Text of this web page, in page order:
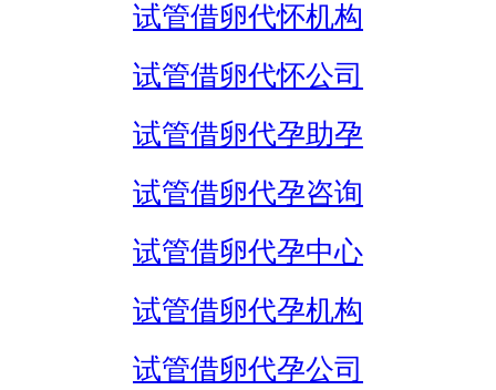
试管借卵代怀机构
试管借卵代怀公司
试管借卵代孕助孕
试管借卵代孕咨询
试管借卵代孕中心
试管借卵代孕机构
试管借卵代孕公司